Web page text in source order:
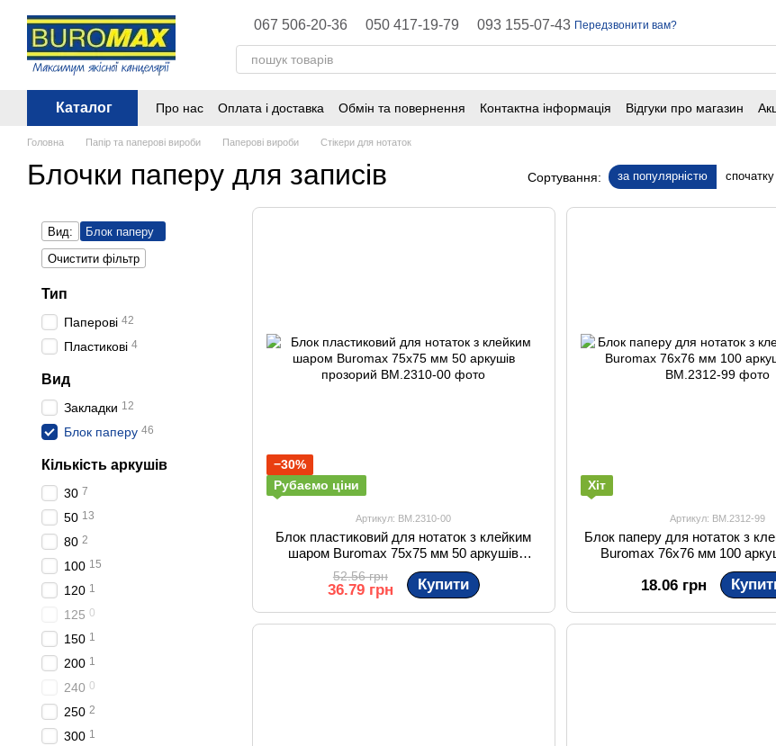
Перейти до основного контенту
067 506-20-36 050 417-19-79 093 155-07-43 Передзвонити вам?
Каталог Про нас Оплата і доставка Обмін та повернення Контактна інформація Відгуки про магазин
Головна Папір та паперові вироби Паперові вироби Стікери для нотаток
Блочки паперу для записів Сортування: за популярністю
−30%
Рубаємо ціни
Артикул: BM.2310-00
Блок пластиковий для нотаток з клейким
шаром Buromax 75x75 мм 50 аркушів
прозорий
52.56 грн
36.79 грн Купити
Хіт
Артикул: BM.2312-99
Блок паперу для нотаток з
Buromax 76x76 мм 100
18.06 грн
Вид:
Блок паперу
Очистити фільтр
Тип
Паперові 42
Пластикові 4
Вид
Закладки 12
Блок паперу 46
Кількість аркушів
30 7
50 13
80 2
100 15
120 1
125 0
150 1
200 1
240 0
250 2
300 1